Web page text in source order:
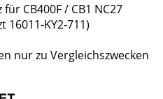
CB400F / CB1 NC27
16011-KY2-711)
nur zu Vergleichszwecken